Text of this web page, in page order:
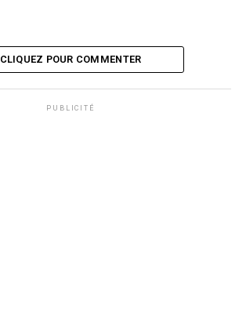
CLIQUEZ POUR COMMENTER
PUBLICITÉ